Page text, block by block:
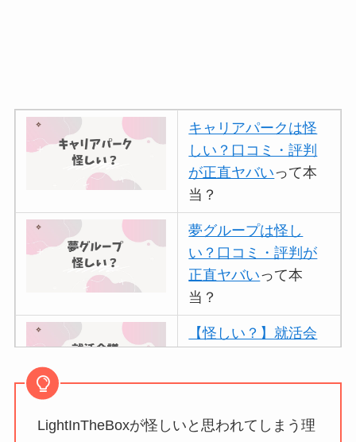
キャリアパークは怪
しい？口コミ・評判
が正直ヤバいって本
当？
夢グループは怪し
い？口コミ・評判が
正直ヤバいって本
当？
【怪しい？】就活会
アトムクリニックは
LightInTheBoxが怪しいと思われてしまう理